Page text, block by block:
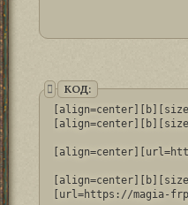
КОД:
[url=https://magia-